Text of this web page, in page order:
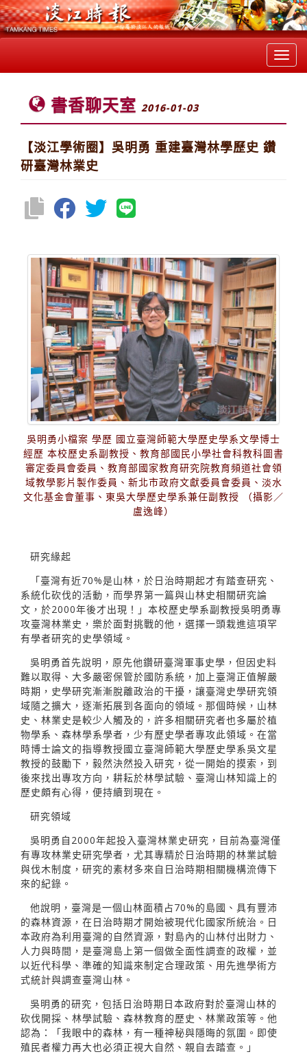
書香聊天室 2016-01-03
【淡江學術圈】吳明勇 重建臺灣林學歷史 鑽
研臺灣林業史
吳明勇小檔案 學歷 國立臺灣師範大學歷史學系文學博士
經歷 本校歷史系副教授、教育部國民小學社會科教科圖書
審定委員會委員、教育部國家教育研究院教育頻道社會領
域教學影片製作委員、新北市政府文獻委員會委員、淡水
文化基金會董事、東吳大學歷史學系兼任副教授 （攝影／
盧逸峰）
研究緣起
「臺灣有近70%是山林，於日治時期起才有踏查研究、
系統化砍伐的活動，而學界第一篇與山林史相關研究論
文，於2000年後才出現！」本校歷史學系副教授吳明勇專
攻臺灣林業史，樂於面對挑戰的他，選擇一頭栽進這項罕
有學者研究的史學領域。
吳明勇首先說明，原先他鑽研臺灣軍事史學，但因史料
難以取得、大多嚴密保管於國防系統，加上臺灣正值解嚴
時期，史學研究漸漸脫離政治的干擾，讓臺灣史學研究領
域隨之擴大，逐漸拓展到各面向的領域。那個時候，山林
史、林業史是較少人觸及的，許多相關研究者也多屬於植
物學系、森林學系學者，少有歷史學者專攻此領域。在當
時博士論文的指導教授國立臺灣師範大學歷史學系吳文星
教授的鼓勵下，毅然決然投入研究，從一開始的摸索，到
後來找出專攻方向，耕耘於林學試驗、臺灣山林知識上的
歷史頗有心得，便持續到現在。
研究領域
吳明勇自2000年起投入臺灣林業史研究，目前為臺灣僅
有專攻林業史研究學者，尤其專精於日治時期的林業試驗
與伐木制度，研究的素材多來自日治時期相關機構流傳下
來的紀錄。
他說明，臺灣是一個山林面積占70%的島國、具有豐沛
的森林資源，在日治時期才開始被現代化國家所統治。日
本政府為利用臺灣的自然資源，對島內的山林付出財力、
人力與時間，是臺灣島上第一個做全面性調查的政權，並
以近代科學、準確的知識來制定合理政策、用先進學術方
式統計與調查臺灣山林。
吳明勇的研究，包括日治時期日本政府對於臺灣山林的
砍伐開採、林學試驗、森林教育的歷史、林業政策等。他
認為：「我眼中的森林，有一種神秘與隱晦的氛圍。即使
殖民者權力再大也必須正視大自然、親自去踏查。」